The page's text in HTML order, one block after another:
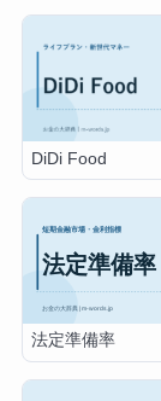
DiDi Food
法定準備率